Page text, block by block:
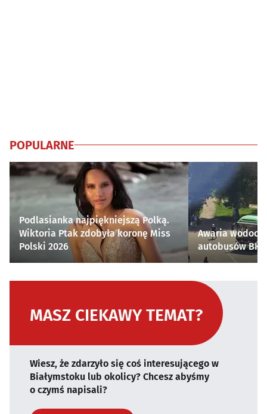
POPULARNE
Podlasianka najpiękniejszą Polką.
Wiktoria Ptak zdobyła koronę Miss
Polski 2026
Awaria
autobusów
MASZ CIEKAWY TEMAT?
Wiesz, że zdarzyło się coś interesującego w
Białymstoku lub okolicy? Chcesz abyśmy
o czymś napisali?